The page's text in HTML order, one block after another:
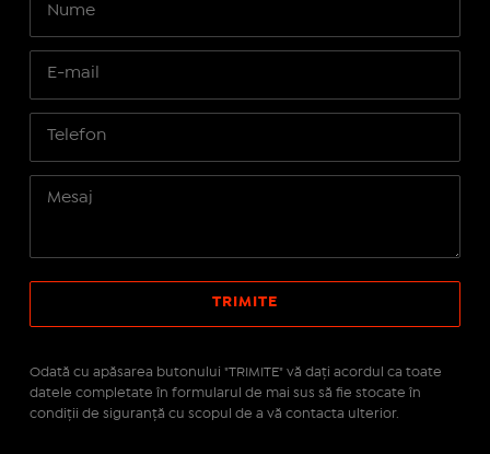
Odată cu apăsarea butonului "TRIMITE" vă daţi acordul ca toate
datele completate în formularul de mai sus să fie stocate în
condiţii de siguranţă cu scopul de a vă contacta ulterior.